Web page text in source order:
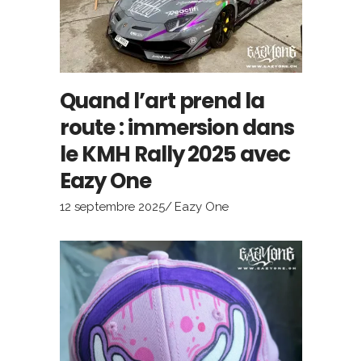
Quand l’art prend la
route : immersion dans
le KMH Rally 2025 avec
Eazy One
12 septembre 2025 Eazy One